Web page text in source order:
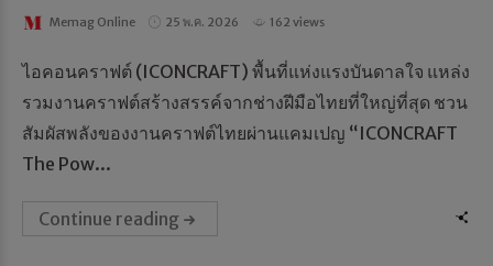
Memag Online 25 พ.ค. 2026 162 views
ไอคอนคราฟต์ (ICONCRAFT) พื้นที่แห่งแรงบันดาลใจ แหล่ง
รวมงานคราฟต์สร้างสรรค์จากช่างฝีมือไทยที่ใหญ่ที่สุด ชวน
สัมผัสพลังของงานคราฟต์ไทยผ่านแคมเปญ “ICONCRAFT
The Pow...
Continue reading